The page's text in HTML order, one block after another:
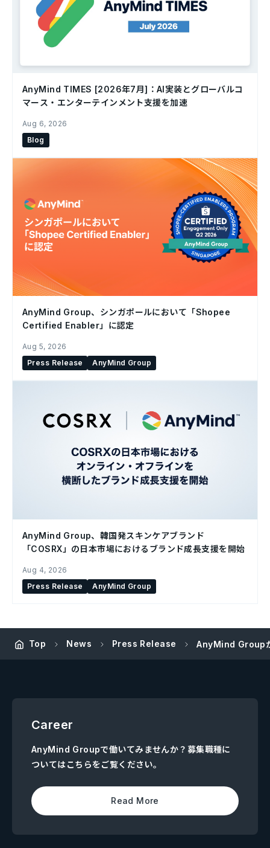
AnyMind TIMES [2026年7月]：AI実装とグローバルコ
マース・エンターテインメント支援を加速
Aug 6, 2026
Blog
AnyMind Group、シンガポールにおいて「Shopee
Certified Enabler」に認定
Aug 5, 2026
Press Release
AnyMind Group
AnyMind Group、韓国発スキンケアブランド
「COSRX」の日本市場におけるブランド成長支援を開始
Aug 4, 2026
Press Release
AnyMind Group
Top News Press Release AnyMind Group
Career
AnyMind Groupで働いてみませんか？募集職種に
ついてはこちらをご覧ください。
Read More